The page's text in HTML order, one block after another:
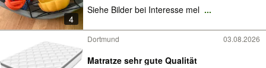
4
Siehe Bilder bei Interesse mel ...
Dortmund 03.08.2026
Matratze sehr gute Qualität